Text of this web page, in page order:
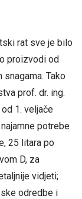
rat sve je bilo
proizvodi od
Tako
prof. dr. ing.
1. veljače
potrebe
25 litara po
D, za
vidjeti;
odredbe i